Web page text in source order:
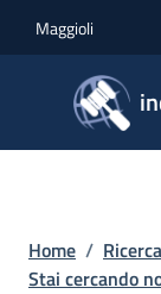
Maggioli
Briciole
Home /
Stai cercando